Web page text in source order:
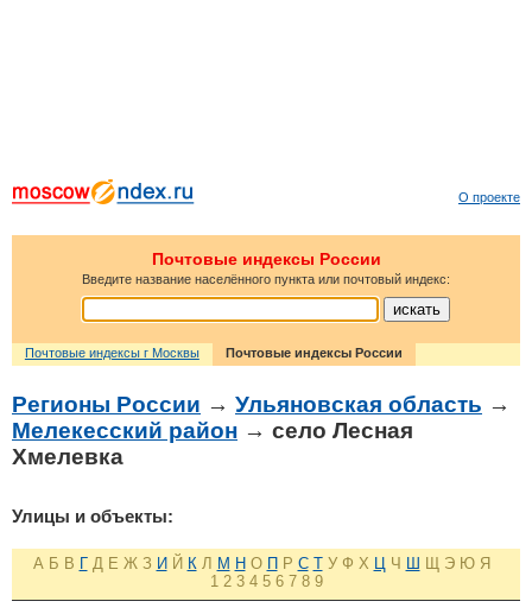
О проекте
Почтовые индексы России
Введите название населённого пункта или почтовый индекс:
Почтовые индексы г Москвы Почтовые индексы России
Регионы России → Ульяновская область →
Мелекесский район → село Лесная
Хмелевка
Улицы и объекты:
А Б В Г Д Е Ж З И Й К Л М Н О П Р С Т У Ф Х Ц Ч Ш Щ Э Ю Я
1 2 3 4 5 6 7 8 9